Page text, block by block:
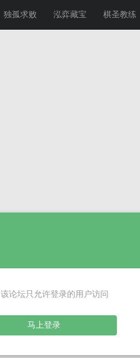
独孤求败 泓弈藏宝 棋圣教练
该论坛只允许登录的用户访问
马上登录